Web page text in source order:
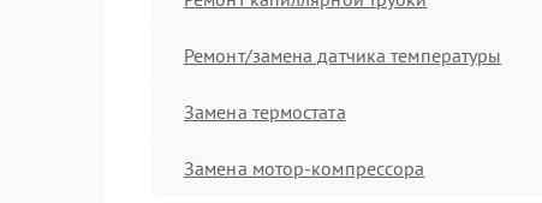
Ремонт/замена датчика температуры
Замена термостата
Замена мотор-компрессора